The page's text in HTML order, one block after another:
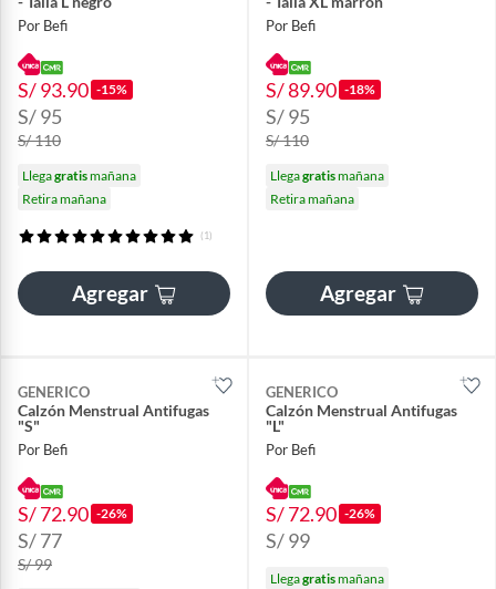
Por Befi
S/ 93.90 -15%
S/ 95
S/ 110
Llegagratismañana
Retira mañana
(1)
Agregar
Por Befi
S/ 89.90 -18%
S/ 95
S/ 110
Llegagratismañana
Retira mañana
Agregar
GENERICO
Calzón Menstrual Antifugas
"S"
Por Befi
S/ 72.90 -26%
S/ 77
S/ 99
GENERICO
Calzón Menstrual Antifugas
"L"
Por Befi
S/ 72.90 -26%
S/ 99
Llegagratismañana